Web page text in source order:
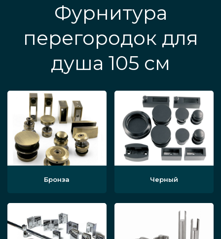
Фурнитура
перегородок для
душа 105 см
Бронза Черный